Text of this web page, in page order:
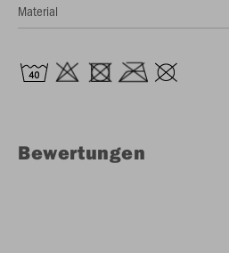
Material
Bewertungen